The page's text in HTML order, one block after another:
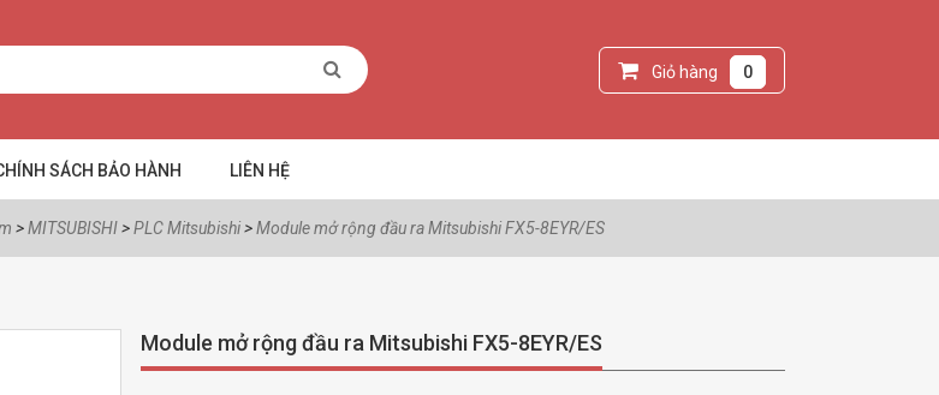
Giỏ hàng 0
SÁCH BẢO HÀNH LIÊN HỆ
>MITSUBISHI>PLC Mitsubishi>Module mở rộng đầu ra Mitsubishi FX5-8EYR/ES
Module mở rộng đầu ra Mitsubishi FX5-8EYR/ES